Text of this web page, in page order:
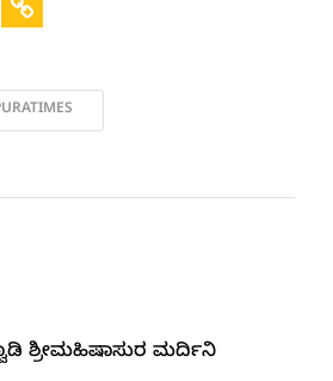
ಶ್ರೀಮಹಿಷಾಸುರ ಮರ್ದಿನಿ